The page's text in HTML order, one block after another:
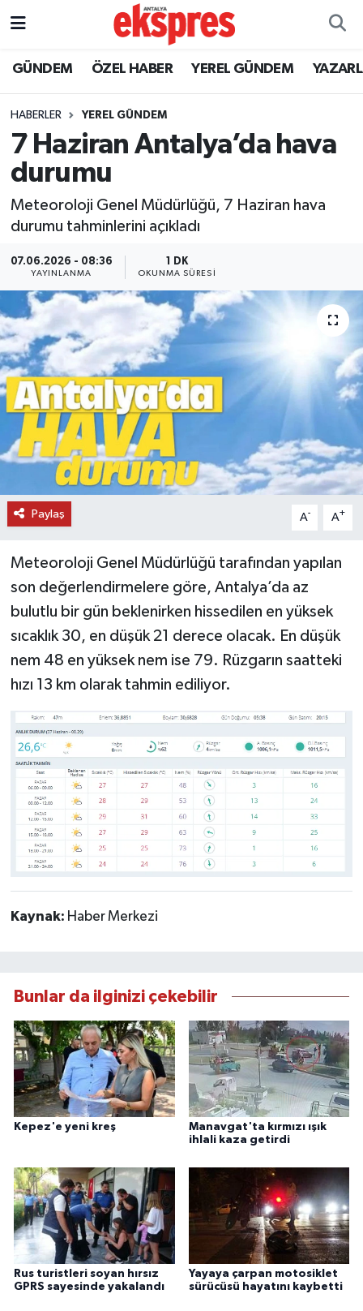
GÜNDEM ÖZEL HABER YEREL GÜNDEM
HABERLER YEREL GÜNDEM
7 Haziran Antalya’da hava
durumu
Meteoroloji Genel Müdürlüğü, 7 Haziran hava
durumu tahminlerini açıkladı
07.06.2026 - 08:36
YAYINLANMA
1 DK
OKUNMA SÜRESI
Paylaş A- A+
Meteoroloji Genel Müdürlüğü tarafından yapılan
son değerlendirmelere göre, Antalya’da az
bulutlu bir gün beklenirken hissedilen en yüksek
sıcaklık 30, en düşük 21 derece olacak. En düşük
nem 48 en yüksek nem ise 79. Rüzgarın saatteki
hızı 13 km olarak tahmin ediliyor.
Kaynak: Haber Merkezi
Bunlar da ilginizi çekebilir
Kepez'e yeni kreş
Manavgat'ta kırmızı ışık
ihlali kaza getirdi
Rus turistleri soyan hırsız
GPRS sayesinde yakalandı
Yayaya çarpan motosiklet
sürücüsü hayatını kaybetti
ÖZEL HABER
YEREL GÜNDEM
EKONOMİ
KÜLTÜR - SANAT
SPOR
SİYASET
SAĞLIK
DÜNYA
EĞİTİM
TURİZM
RÖPORTAJ
VİDEO HABERLER
YAZARLAR
RESMİ İLAN
MAGAZİN
Nöbetçi Eczaneler
Trafik Durumu
Süper Lig Puan Durumu ve Fikstür
Tüm Manşetler
Son Dakika Haberleri
Haber Arşivi